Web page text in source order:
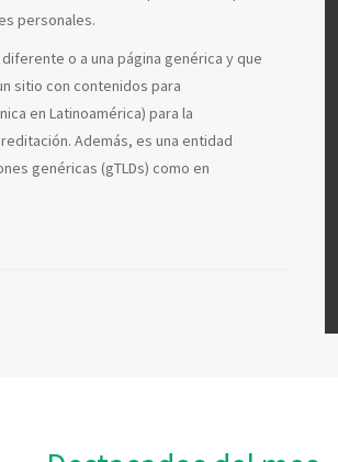
personales.
o a una página genérica y que
sitio con contenidos para
en Latinoamérica) para la
Además, es una entidad
genéricas (gTLDs) como en